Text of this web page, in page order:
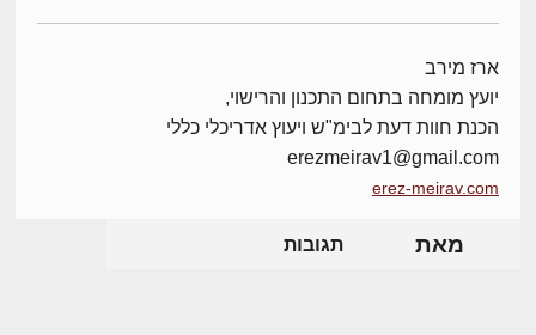
ארז מירב
יועץ מומחה בתחום התכנון והרישוי,
הכנת חוות דעת לבימ"ש ויעוץ אדריכלי כללי
erezmeirav1@gmail.com
erez-meirav.com
מאת תגובות